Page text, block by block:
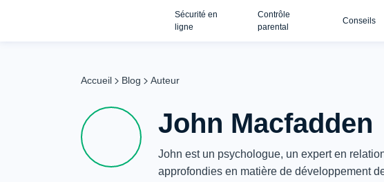
Sécurité en
ligne
Contrôle
parental
Conseils
Accueil Blog Auteur
John Macfadden
John est un psychologue, un expert en
approfondies en matière de développement